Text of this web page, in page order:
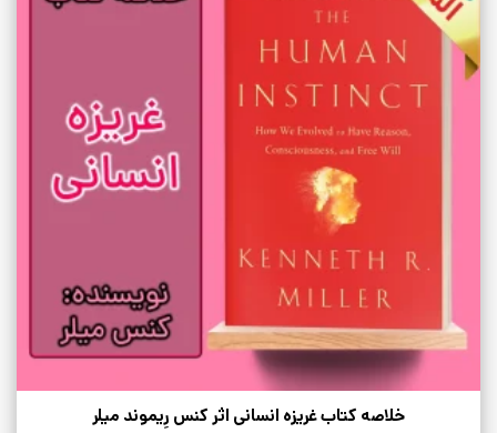
خلاصه کتاب غریزه انسانی اثر کنس رِیموند میلر